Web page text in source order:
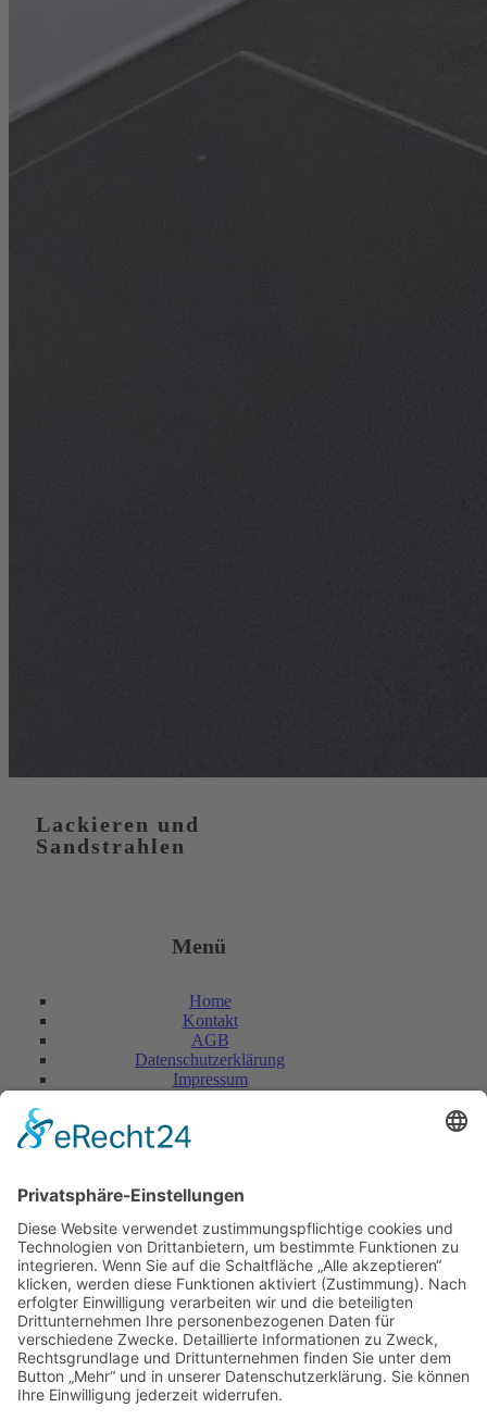
Lackieren und
Sandstrahlen
Menü
Home
Kontakt
AGB
Datenschutzerklärung
Impressum
Anschrift
Glaserei W. Becker GmbH
Max-Holder-Straße 13
60437 Frankfurt/M.
Tel.: 069 / 50 28 58
Fax: 069 / 50 21 90
E-Mail: info@glaserei-becker.de
Bürozeiten